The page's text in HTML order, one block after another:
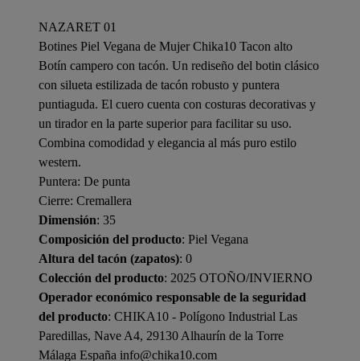
NAZARET 01
Botines Piel Vegana de Mujer Chika10 Tacon alto
Botín campero con tacón. Un rediseño del botin clásico
con silueta estilizada de tacón robusto y puntera
puntiaguda. El cuero cuenta con costuras decorativas y
un tirador en la parte superior para facilitar su uso.
Combina comodidad y elegancia al más puro estilo
western.
Puntera: De punta
Cierre: Cremallera
Dimensión: 35
Composición del producto: Piel Vegana
Altura del tacón (zapatos): 0
Colección del producto: 2025 OTOÑO/INVIERNO
Operador económico responsable de la seguridad
del producto: CHIKA10 - Polígono Industrial Las
Paredillas, Nave A4, 29130 Alhaurín de la Torre
Málaga España info@chika10.com